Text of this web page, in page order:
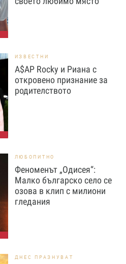
ИЗВЕСТНИ
A$AP Rocky и Риана с
откровено признание за
родителството
ЛЮБОПИТНО
Феноменът „Одисея“:
Малко българско село се
озова в клип с милиони
гледания
ДНЕС ПРАЗНУВАТ